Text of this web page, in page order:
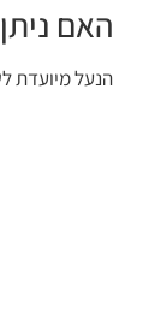
האם
הנעל מיועדת